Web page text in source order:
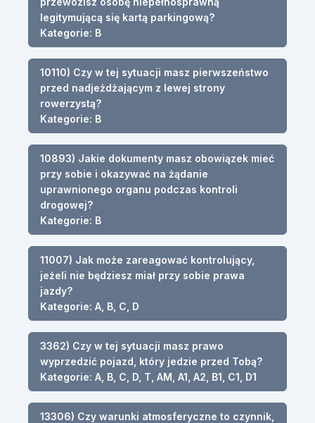
legitymującą się kartą parkingową?
Kategorie: B
10110) Czy w tej sytuacji masz pierwszeństwo
przed nadjeżdżającym z lewej strony
rowerzystą?
Kategorie: B
10893) Jakie dokumenty masz obowiązek mieć
przy sobie i okazywać na żądanie
uprawnionego organu podczas kontroli
drogowej?
Kategorie: B
11007) Jak może zareagować kontrolujący,
jeżeli nie będziesz miał przy sobie prawa
jazdy?
Kategorie: A, B, C, D
3362) Czy w tej sytuacji masz prawo
wyprzedzić pojazd, który jedzie przed Tobą?
Kategorie: A, B, C, D, T, AM, A1, A2, B1, C1, D1
13306) Czy warunki atmosferyczne to czynnik,